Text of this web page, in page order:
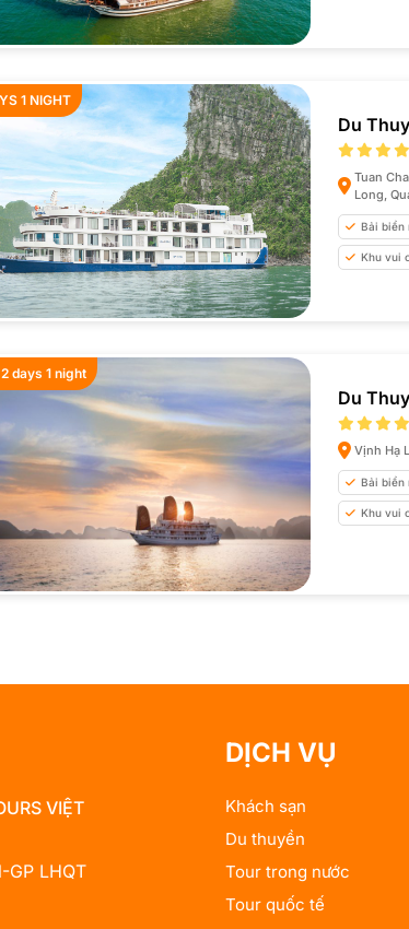
1 NIGHT
Du
Tuan
Long,
Bải biển
Khu vui
days 1 night
Du
Vịnh Hạ
Bải biển
Khu vui
VIỆT
GP LHQT
DỊCH VỤ
Khách sạn
Du thuyền
Tour trong nước
Tour quốc tế